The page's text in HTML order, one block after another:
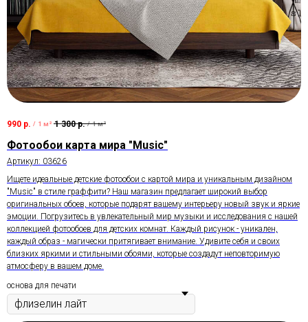
990 р. / 1 м² 1 300 р. / 1 м²
Фотообои карта мира "Music"
Артикул: 03626
Ищете идеальные детские фотообои с картой мира и уникальным дизайном
"Music" в стиле граффити? Наш магазин предлагает широкий выбор
оригинальных обоев, которые подарят вашему интерьеру новый звук и яркие
эмоции. Погрузитесь в увлекательный мир музыки и исследования с нашей
коллекцией фотообоев для детских комнат. Каждый рисунок - уникален,
каждый образ - магически притягивает внимание. Удивите себя и своих
близких яркими и стильными обоями, которые создадут неповторимую
атмосферу в вашем доме.
основа для печати